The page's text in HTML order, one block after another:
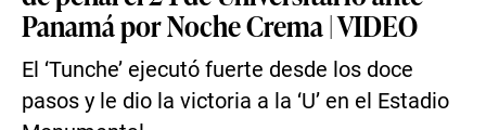
Panamá por Noche Crema | VIDEO
El ‘Tunche’ ejecutó fuerte desde los doce
pasos y le dio la victoria a la ‘U’ en el Estadio